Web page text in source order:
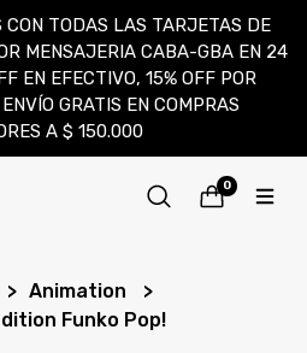
CON TODAS LAS TARJETAS DE
MENSAJERIA CABA-GBA EN 24
EN EFECTIVO, 15% OFF POR
GRATIS EN COMPRAS
A $ 150.000
0
Animation
Funko Pop!